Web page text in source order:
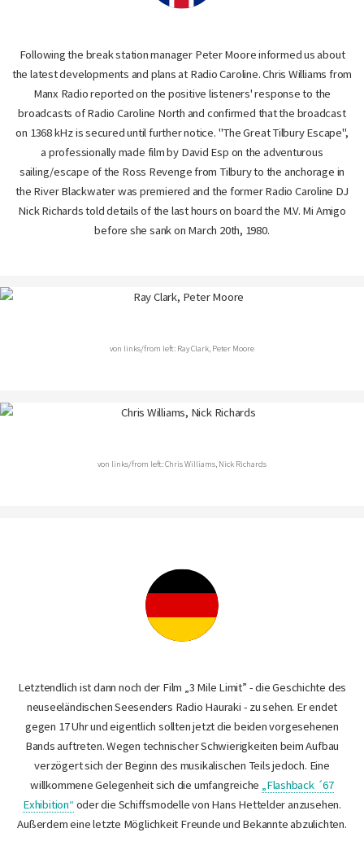
Following the break station manager Peter Moore informed us about
the latest developments and plans at Radio Caroline. Chris Williams from
Manx Radio reported on the positive listeners' response to the
broadcasts of Radio Caroline North and confirmed that the broadcast
on 1368 kHz is secured until further notice. "The Great Tilbury Escape",
a professionally made film by David Esp on the adventurous
sailing/escape of the Ross Revenge from Tilbury to the anchorage in
the River Blackwater was premiered and the former Radio Caroline DJ
Nick Richards told details of the last hours on board the M.V. Mi Amigo
before she sank on March 20th, 1980.
von links/from left: Ray Clark, Peter Moore
von links/from left: Chris Williams, Nick Richards
Letztendlich ist dann noch der Film „3 Mile Limit” - die Geschichte des
neuseeländischen Seesenders Radio Hauraki - zu sehen. Er endet
gegen 17 Uhr und eigentlich sollten jetzt die beiden vorgesehenen
Bands auftreten. Wegen technischer Schwierigkeiten beim Aufbau
verzögert sich der Beginn des musikalischen Teils jedoch. Eine
willkommene Gelegenheit sich die umfangreiche „Flashback ´67
Exhibition“oder die Schiffsmodelle von Hans Hettelder anzusehen.
Außerdem eine letzte Möglichkeit Freunde und Bekannte abzulichten.